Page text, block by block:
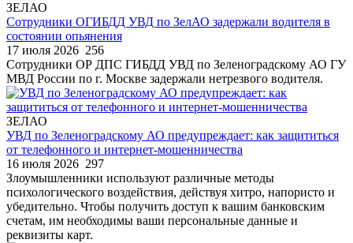
ЗЕЛАО
Сотрудники ОГИБДД УВД по ЗелАО задержали водителя в
состоянии опьянения
17 июля 2026 256
Сотрудники ОР ДПС ГИБДД УВД по Зеленоградскому АО ГУ
МВД России по г. Москве задержали нетрезвого водителя.
ЗЕЛАО
УВД по Зеленоградскому АО предупреждает: как защититься
от телефонного и интернет-мошенничества
16 июля 2026 297
Злоумышленники используют различные методы
психологического воздействия, действуя хитро, напористо и
убедительно. Чтобы получить доступ к вашим банковским
счетам, им необходимы ваши персональные данные и
реквизиты карт.